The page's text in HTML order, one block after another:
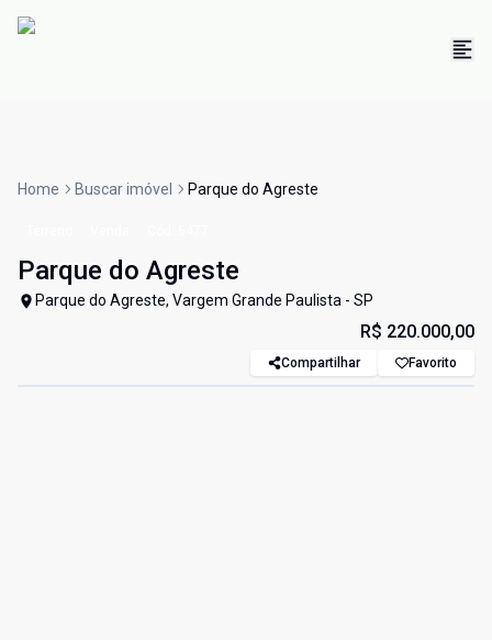
Home Buscar imóvel Parque do Agreste
Parque do Agreste
Parque do Agreste, Vargem Grande Paulista - SP
R$ 220.000,00
Compartilhar Favorito